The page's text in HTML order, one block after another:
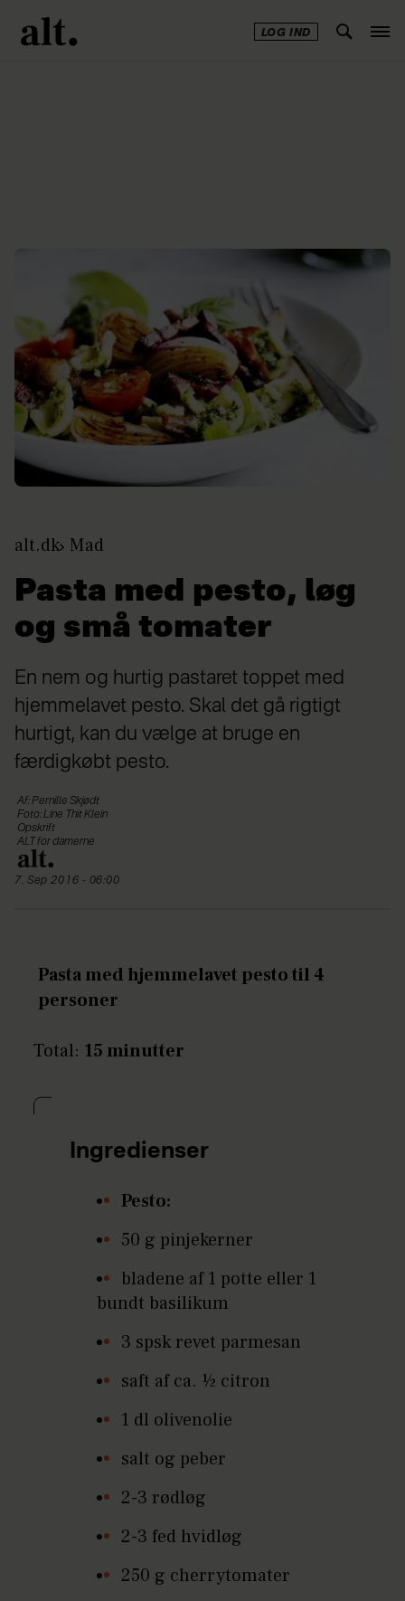
LOG IND
alt.dk Mad
Pasta med pesto, løg
og små tomater
En nem og hurtig pastaret toppet med
hjemmelavet pesto. Skal det gå rigtigt
hurtigt, kan du vælge at bruge en
færdigkøbt pesto.
Af: Pernille Skjødt
Foto: Line Thit Klein
Opskrift
ALT for damerne
7. Sep 2016 - 06:00
Pasta med hjemmelavet pesto til 4
personer
Total: 15 minutter
Ingredienser
Pesto:
50 g pinjekerner
bladene af 1 potte eller 1
bundt basilikum
3 spsk revet parmesan
saft af ca. ½ citron
1 dl olivenolie
salt og peber
2-3 rødløg
2-3 fed hvidløg
250 g cherrytomater